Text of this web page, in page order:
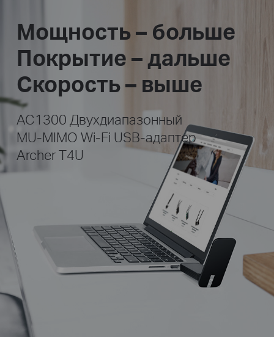
Мощность – больше
Покрытие – дальше
Скорость – выше
AC1300 Двухдиапазонный
MU-MIMO Wi-Fi USB-адаптер
Archer T4U